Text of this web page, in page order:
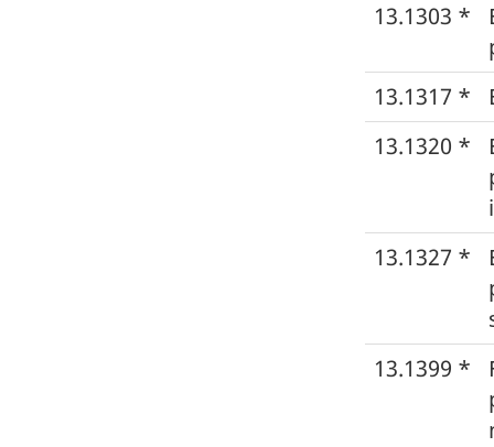
13.1303 *
13.1317 *
13.1320 *
13.1327 *
13.1399 *